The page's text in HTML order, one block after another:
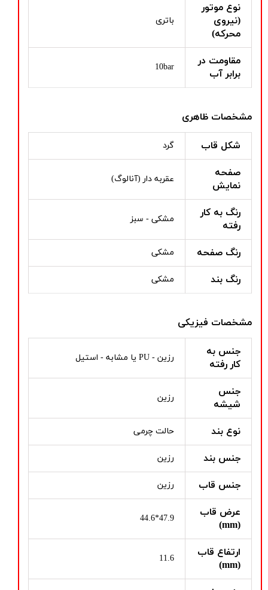
نوع موتور
(نیروی
محرکه)
باتری
مقاومت در
برابر آب
10bar
مشخصات ظاهری
شکل قاب گرد
صفحه
نمایش
عقربه دار (آنالوگ)
رنگ به کار
رفته
مشکی - سبز
رنگ صفحه مشکی
رنگ بند مشکی
مشخصات فیزیکی
جنس به
کار رفته
رزین - PU یا مشابه - استیل
جنس
شیشه
رزین
نوع بند حالت چرمی
جنس بند رزین
جنس قاب رزین
عرض قاب
(mm)
47.9*44.6
ارتفاع قاب
(mm)
11.6